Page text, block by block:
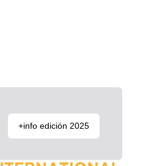
+info edición 2025